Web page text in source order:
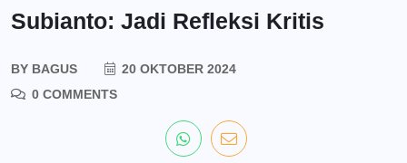
Subianto: Jadi Refleksi Kritis
BY BAGUS
20 OKTOBER 2024
0 COMMENTS